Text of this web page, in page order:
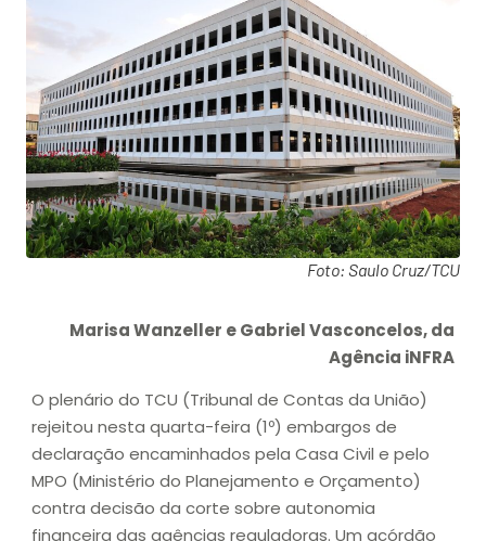
Foto: Saulo Cruz/TCU
Marisa Wanzeller e Gabriel Vasconcelos, da
Agência iNFRA
O plenário do TCU (Tribunal de Contas da União)
rejeitou nesta quarta-feira (1º) embargos de
declaração encaminhados pela Casa Civil e pelo
MPO (Ministério do Planejamento e Orçamento)
contra decisão da corte sobre autonomia
financeira das agências reguladoras. Um acórdão